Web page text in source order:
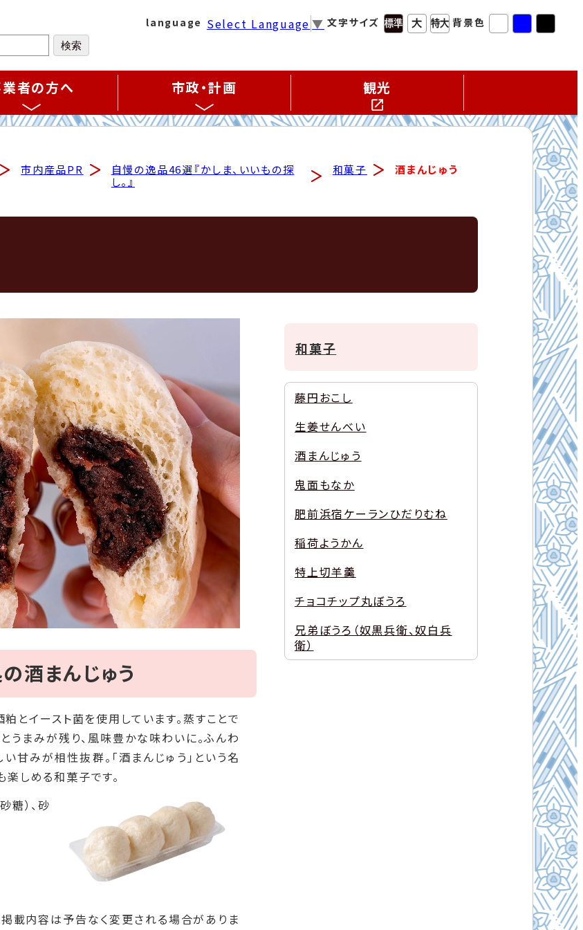
language Select Language ▼ 文字サイズ 背景色
者の方へ 市政・計画 観光
市内産品PR
自慢の逸品46選『かしま、いいもの探
し。』
和菓子 酒まんじゅう
酒まんじゅう
とイースト菌を使用しています。蒸すことで
うまみが残り、風味豊かな味わいに。ふんわ
い甘みが相性抜群。「酒まんじゅう」という名
しめる和菓子です。
糖）、砂
載内容は予告なく変更される場合がありま
和菓子
藤円おこし
生姜せんべい
酒まんじゅう
鬼面もなか
肥前浜宿ケーランひだりむね
稲荷ようかん
特上切羊羹
チョコチップ丸ぼうろ
兄弟ぼうろ（奴黒兵衛、奴白兵
衛）